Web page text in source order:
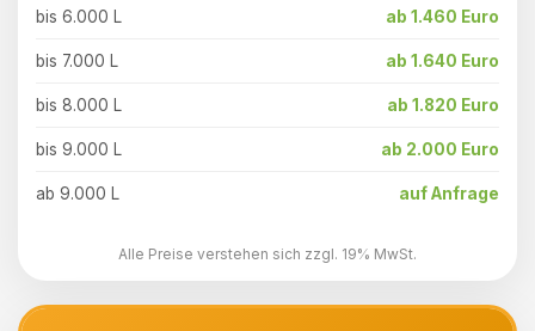
bis 6.000 L ab 1.460 Euro
bis 7.000 L ab 1.640 Euro
bis 8.000 L ab 1.820 Euro
bis 9.000 L ab 2.000 Euro
ab 9.000 L auf Anfrage
Alle Preise verstehen sich zzgl. 19% MwSt.